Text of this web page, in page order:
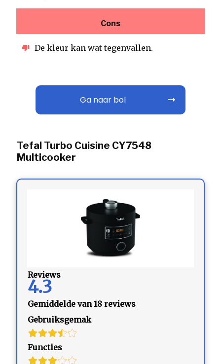
Cons
De kleur kan wat tegenvallen.
Ga naar bol
Tefal Turbo Cuisine CY7548
Multicooker
Reviews
4.3
Gemiddelde van 18 reviews
Gebruiksgemak
Functies